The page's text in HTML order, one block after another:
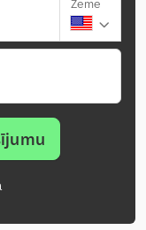
Zeme